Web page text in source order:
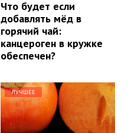
Что будет если
добавлять мёд в
горячий чай:
канцероген в кружке
обеспечен?
ЛУЧШЕЕ